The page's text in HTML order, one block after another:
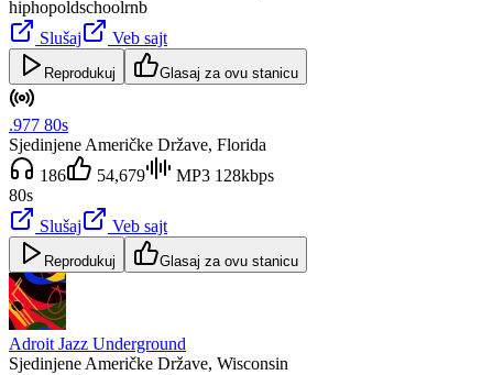
hiphopoldschoolrnb
Slušaj
Veb sajt
Reprodukuj Glasaj za ovu stanicu
.977 80s
Sjedinjene Američke Države, Florida
186
54,679
MP3 128kbps
80s
Slušaj
Veb sajt
Reprodukuj Glasaj za ovu stanicu
Adroit Jazz Underground
Sjedinjene Američke Države, Wisconsin